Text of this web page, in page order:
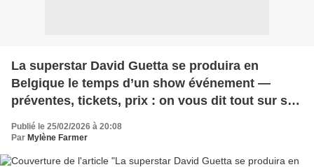
La superstar David Guetta se produira en
Belgique le temps d’un show événement —
préventes, tickets, prix : on vous dit tout sur son
Publié le 25/02/2026 à 20:08
Par Mylène Farmer